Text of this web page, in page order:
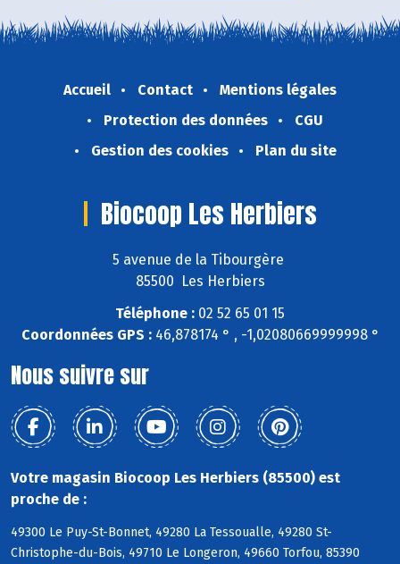
Accueil Contact
Mentions légales
Protection des données
CGU
Gestion des cookies
Plan du site
Biocoop Les Herbiers
5 avenue de la Tibourgère
85500 Les Herbiers
Téléphone : 02 52 65 01 15
Coordonnées GPS :46,878174 ° , -1,02080669999998 °
Nous suivre sur
Votre magasin Biocoop Les Herbiers (85500) est
proche de :
49300 Le Puy-St-Bonnet, 49280 La Tessoualle, 49280 St-
Christophe-du-Bois, 49710 Le Longeron, 49660 Torfou, 85390